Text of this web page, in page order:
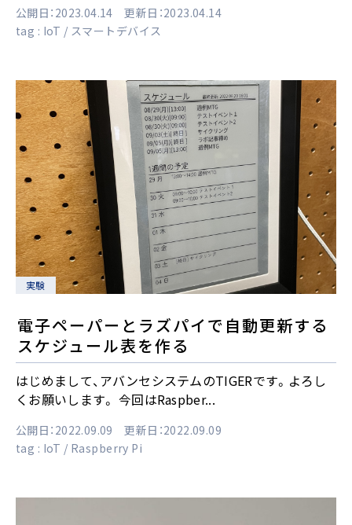
公開日：2023.04.14 更新日：2023.04.14
tag : IoT スマートデバイス
実験
電子ペーパーとラズパイで自動更新する
スケジュール表を作る
はじめまして、アバンセシステムのTIGERです。よろし
くお願いします。 今回はRaspber...
公開日：2022.09.09 更新日：2022.09.09
tag : IoT Raspberry Pi